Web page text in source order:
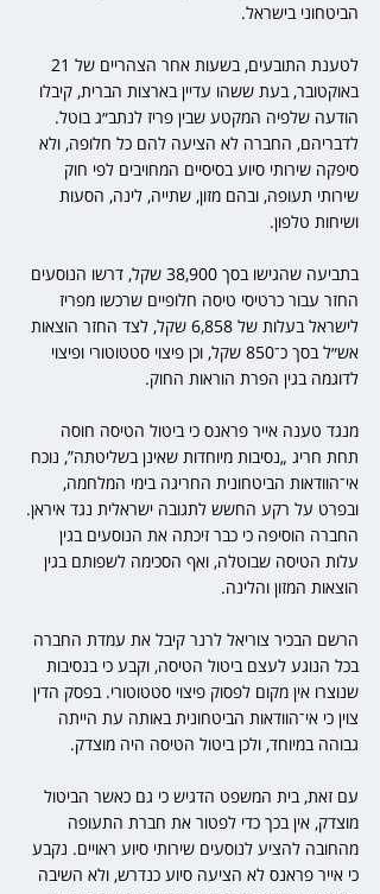
הביטחוני בישראל.
באוקטובר, בעת ששהו עדיין בארצות הברית, קיבלו
הודעה שלפיה המקטע שבין פריז לנתב״ג בוטל.
לדבריהם, החברה לא הציעה להם כל חלופה, ולא
סיפקה שירותי סיוע בסיסיים המחויבים לפי חוק
שירותי תעופה, ובהם מזון, שתייה, לינה, הסעות
ושיחות טלפון.
בתביעה שהגישו בסך 38,900 שקל, דרשו הנוסעים
החזר עבור כרטיסי טיסה חלופיים שרכשו מפריז
לישראל בעלות של 6,858 שקל, לצד החזר הוצאות
אש״ל בסך כ־850 שקל, וכן פיצוי סטטוטורי ופיצוי
לדוגמה בגין הפרת הוראות החוק.
מנגד טענה אייר פראנס כי ביטול הטיסה חוסה
תחת חריג „נסיבות מיוחדות שאינן בשליטתה”, נוכח
אי־הוודאות הביטחונית החריגה בימי המלחמה,
ובפרט על רקע החשש לתגובה ישראלית נגד איראן.
החברה הוסיפה כי כבר זיכתה את הנוסעים בגין
עלות הטיסה שבוטלה, ואף הסכימה לשפותם בגין
הוצאות המזון והלינה.
הרשם הבכיר צוריאל לרנר קיבל את עמדת החברה
בכל הנוגע לעצם ביטול הטיסה, וקבע כי בנסיבות
שנוצרו אין מקום לפסוק פיצוי סטטוטורי. בפסק הדין
צוין כי אי־הוודאות הביטחונית באותה עת הייתה
גבוהה במיוחד, ולכן ביטול הטיסה היה מוצדק.
עם זאת, בית המשפט הדגיש כי גם כאשר הביטול
מוצדק, אין בכך כדי לפטור את חברת התעופה
מהחובה להציע לנוסעים שירותי סיוע ראויים. נקבע
כי אייר פראנס לא הציעה סיוע כנדרש, ולא השיבה